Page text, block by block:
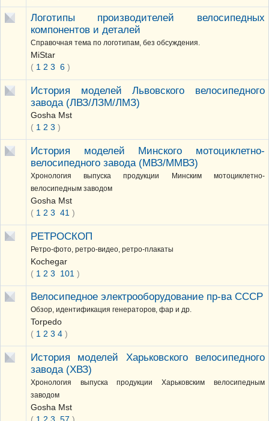
Логотипы производителей велосипедных
компонентов и деталей
Справочная тема по логотипам, без обсуждения.
MiStar
( 1 2 3 6)
История моделей Львовского велосипедного
завода (ЛВЗ/ЛЗМ/ЛМЗ)
Gosha Mst
( 1 2 3 )
История моделей Минского мотоциклетно-
велосипедного завода (МВЗ/ММВЗ)
Хронология выпуска продукции Минским мотоциклетно-
велосипедным заводом
Gosha Mst
( 1 2 3 41 )
РЕТРОСКОП
Ретро-фото, ретро-видео, ретро-плакаты
Kochegar
( 1 2 3 101 )
Велосипедное электрооборудование пр-ва СССР
Обзор, идентификация генераторов, фар и др.
Torpedo
( 1 2 3 4)
История моделей Харьковского велосипедного
завода (ХВЗ)
Хронология выпуска продукции Харьковским велосипедным
заводом
Gosha Mst